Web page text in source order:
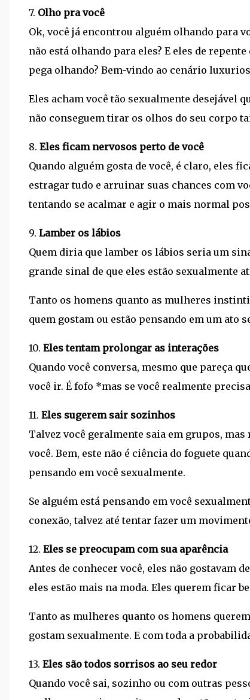
7. Olho pra você
Ok, você já encontrou alguém olhando para
não está olhando para eles? E eles de
pega olhando? Bem-vindo ao cenário
Eles acham você tão sexualmente desejável
não conseguem tirar os olhos do seu corpo
8. Eles ficam nervosos perto de você
Quando alguém gosta de você, é claro, eles
estragar tudo e arruinar suas chances com
tentando se acalmar e agir o mais normal
9. Lamber os lábios
Quem diria que lamber os lábios seria um
grande sinal de que eles estão sexualmente
Tanto os homens quanto as mulheres
quem gostam ou estão pensando em um ato
10. Eles tentam prolongar as interações
Quando você conversa, mesmo que pareça
você ir. É fofo *mas se você realmente
11. Eles sugerem sair sozinhos
Talvez você geralmente saia em grupos,
você. Bem, este não é ciência do foguete
pensando em você sexualmente.
Se alguém está pensando em você
conexão, talvez até tentar fazer um
12. Eles se preocupam com sua aparência
Antes de conhecer você, eles não gostavam
eles estão mais na moda. Eles querem ficar
Tanto as mulheres quanto os homens
gostam sexualmente. E com toda a
13. Eles são todos sorrisos ao seu redor
Quando você sai, sozinho ou com outras